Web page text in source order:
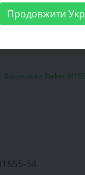
Босоножки Rieker
Продовжити